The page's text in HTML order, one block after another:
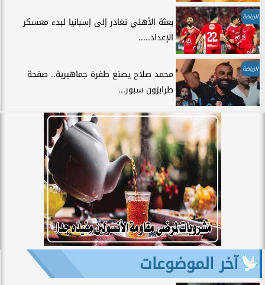
الرياضة
بعثة الأهلي تغادر إلى إسبانيا لبدء معسكر
الإعداد.....
الرياضة
محمد صلاح يصنع طفرة جماهيرية.. صفحة
طرابزون سبور...
آخر الموضوعات